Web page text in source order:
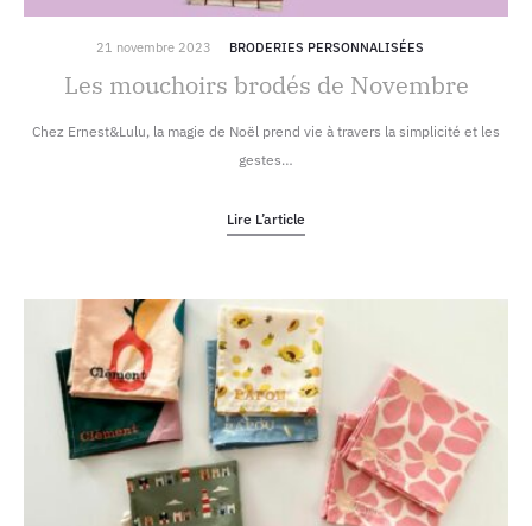
21 novembre 2023 BRODERIES PERSONNALISÉES
Les mouchoirs brodés de Novembre
Chez Ernest&Lulu, la magie de Noël prend vie à travers la simplicité et les
gestes…
Lire L’article